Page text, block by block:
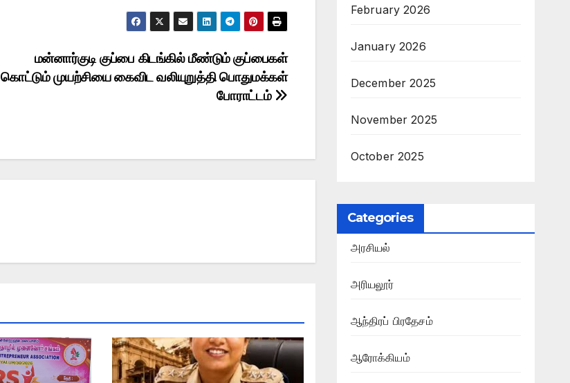
மன்னார்குடி குப்பை கிடங்கில் மீண்டும் குப்பைகள்
கொட்டும் முயற்சியை கைவிட வலியுறுத்தி பொதுமக்கள்
போராட்டம்
February 2026
January 2026
December 2025
November 2025
October 2025
Categories
அரசியல்
அரியலூர்
ஆந்திரப் பிரதேசம்
ஆரோக்கியம்